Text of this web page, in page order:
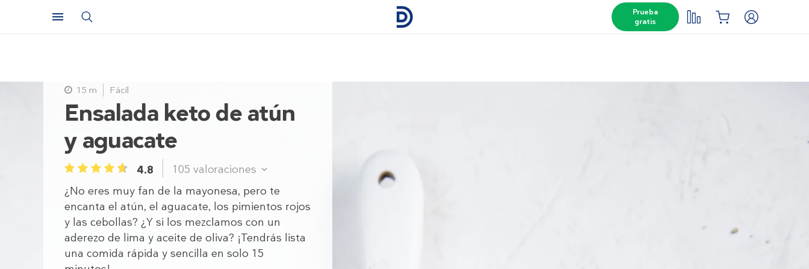
Prueba
gratis
Ensalada keto de atún
y aguacate
1 2 3 4 5 4.8 105 valoraciones
¿No eres muy fan de la mayonesa, pero te
encanta el atún, el aguacate, los pimientos rojos
y las cebollas? ¿Y si los mezclamos con un
aderezo de lima y aceite de oliva? ¡Tendrás lista
una comida rápida y sencilla en solo 15
15 m Fácil